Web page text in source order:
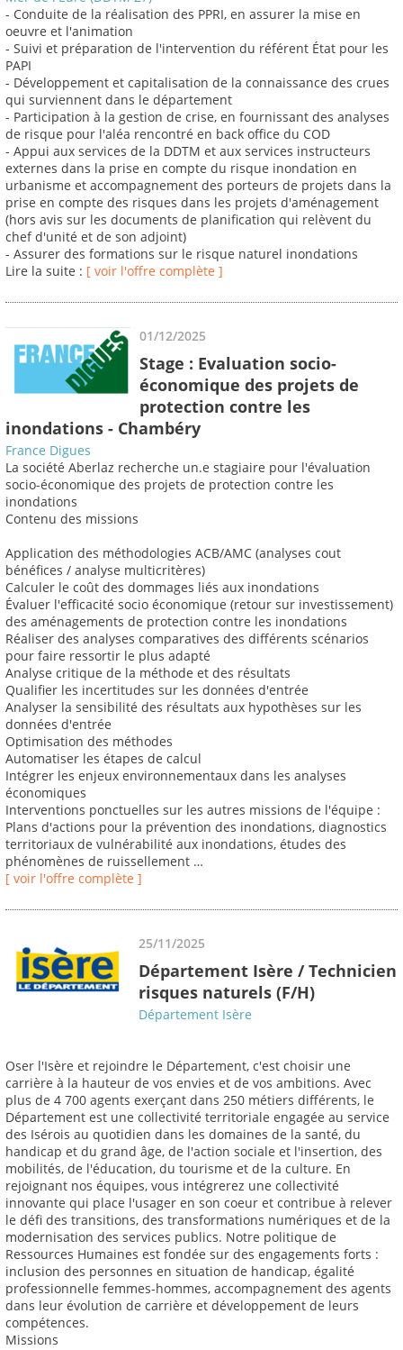
- Conduite de la réalisation des PPRI, en assurer la mise en
oeuvre et l'animation
- Suivi et préparation de l'intervention du référent État pour les
PAPI
- Développement et capitalisation de la connaissance des crues
qui surviennent dans le département
- Participation à la gestion de crise, en fournissant des analyses
de risque pour l'aléa rencontré en back office du COD
- Appui aux services de la DDTM et aux services instructeurs
externes dans la prise en compte du risque inondation en
urbanisme et accompagnement des porteurs de projets dans la
prise en compte des risques dans les projets d'aménagement
(hors avis sur les documents de planification qui relèvent du
chef d'unité et de son adjoint)
- Assurer des formations sur le risque naturel inondations
Lire la suite : [ voir l'offre complète ]
01/12/2025
Stage : Evaluation socio-
économique des projets de
protection contre les
inondations - Chambéry
France Digues
La société Aberlaz recherche un.e stagiaire pour l'évaluation
socio-économique des projets de protection contre les
inondations
Contenu des missions
Application des méthodologies ACB/AMC (analyses cout
bénéfices / analyse multicritères)
Calculer le coût des dommages liés aux inondations
Évaluer l'efficacité socio économique (retour sur investissement)
des aménagements de protection contre les inondations
Réaliser des analyses comparatives des différents scénarios
pour faire ressortir le plus adapté
Analyse critique de la méthode et des résultats
Qualifier les incertitudes sur les données d'entrée
Analyser la sensibilité des résultats aux hypothèses sur les
données d'entrée
Optimisation des méthodes
Automatiser les étapes de calcul
Intégrer les enjeux environnementaux dans les analyses
économiques
Interventions ponctuelles sur les autres missions de l'équipe :
Plans d'actions pour la prévention des inondations, diagnostics
territoriaux de vulnérabilité aux inondations, études des
phénomènes de ruissellement …
[ voir l'offre complète ]
25/11/2025
Département Isère / Technicien
risques naturels (F/H)
Département Isère
Oser l'Isère et rejoindre le Département, c'est choisir une
carrière à la hauteur de vos envies et de vos ambitions. Avec
plus de 4 700 agents exerçant dans 250 métiers différents, le
Département est une collectivité territoriale engagée au service
des Isérois au quotidien dans les domaines de la santé, du
handicap et du grand âge, de l'action sociale et l'insertion, des
mobilités, de l'éducation, du tourisme et de la culture. En
rejoignant nos équipes, vous intégrerez une collectivité
innovante qui place l'usager en son coeur et contribue à relever
le défi des transitions, des transformations numériques et de la
modernisation des services publics. Notre politique de
Ressources Humaines est fondée sur des engagements forts :
inclusion des personnes en situation de handicap, égalité
professionnelle femmes-hommes, accompagnement des agents
dans leur évolution de carrière et développement de leurs
compétences.
Missions